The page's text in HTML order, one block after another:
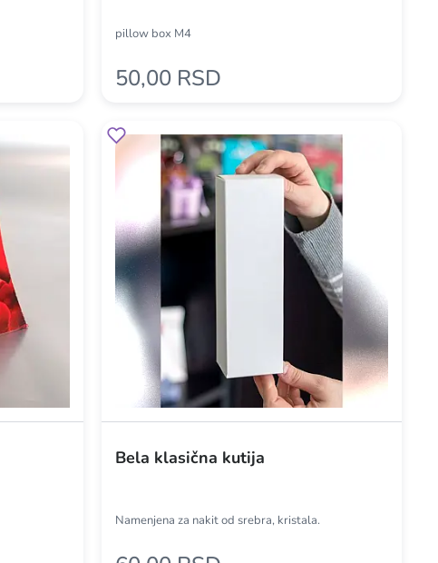
pillow box M4
50,00 RSD
Bela klasična kutija
Namenjena za nakit od srebra, kristala.